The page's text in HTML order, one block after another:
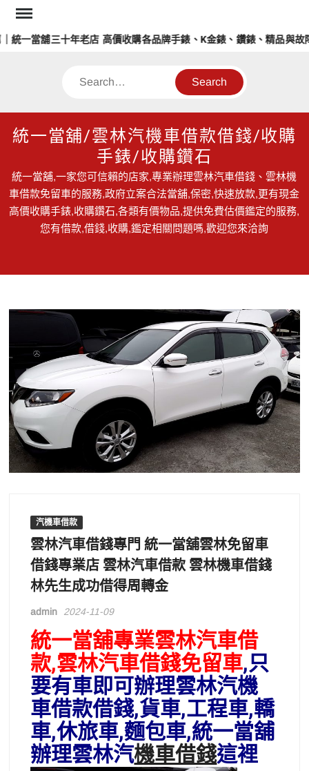
Skip
content
一當舖三十年老店 高價收購各品牌手錶、K金錶、鑽錶、精品與故障
Search
統一當舖/雲林汽機車借款借錢/收購
手錶/收購鑽石
統一當舖,一家您可信賴的店家,專業辦理雲林汽車借錢、雲林機
車借款免留車的服務,政府立案合法當舖,保密,快速放款,更有現金
高價收購手錶,收購鑽石,各類有價物品,提供免費估價鑑定的服務,
您有借款,借錢,收購,鑑定相關問題嗎,歡迎您來洽詢
汽機車借款
雲林汽車借錢專門 統一當舖雲林免留車
借錢專業店 雲林汽車借款 雲林機車借錢
林先生成功借得周轉金
admin 2024-11-09
統一當舖專業雲林汽車借
款,雲林汽車借錢免留車,只
要有車即可辦理雲林汽機
車借款借錢,貨車,工程車,轎
車,休旅車,麵包車,統一當舖
辦理雲林汽機車借錢這裡